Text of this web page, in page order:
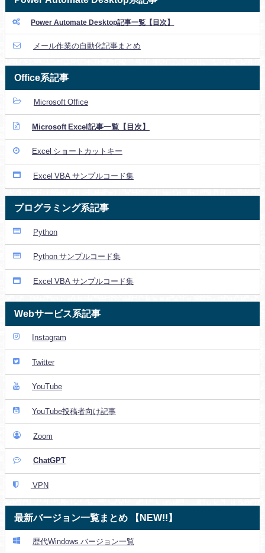
Power Automate Desktop記事一覧【目次】
メール作業の自動化記事まとめ
Office系記事
Microsoft Office
Microsoft Excel記事一覧【目次】
Excel ショートカットキー
Excel VBA サンプルコード集
プログラミング系記事
Python
Python サンプルコード集
Excel VBA サンプルコード集
Webサービス系記事
Instagram
Twitter
YouTube
YouTube投稿者向け記事
Zoom
ChatGPT
VPN
最新バージョン一覧まとめ 【NEW!!】
歴代Windows バージョン一覧